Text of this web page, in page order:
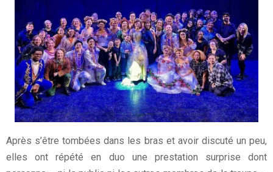
Après s’être tombées dans les bras et avoir discuté un peu,
elles ont répété en duo une prestation surprise dont